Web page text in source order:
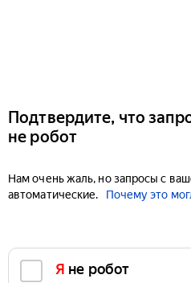
Подтвердите, что
не робот
Нам очень жаль, но запросы с
автоматические.
Почему это
Я не робот